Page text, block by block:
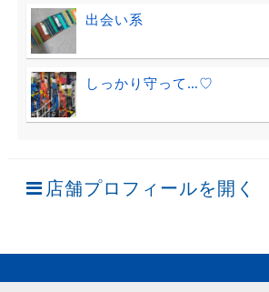
出会い系
しっかり守って…♡
店舗プロフィールを開く